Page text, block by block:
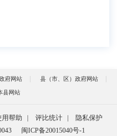
府网站
县（市、区）政府网站
县网站
用帮助 评比统计
隐私保护
闽ICP备20015040号-1